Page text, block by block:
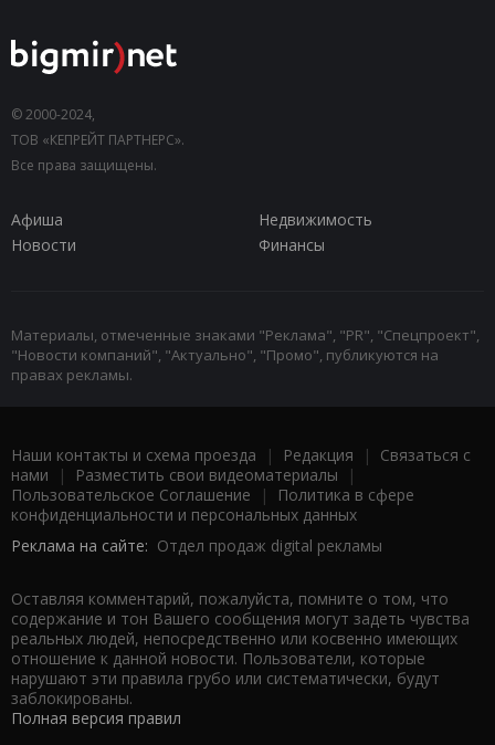
© 2000-2024,
ТОВ «КЕПРЕЙТ ПАРТНЕРС».
Все права защищены.
Афиша
Недвижимость
Новости
Финансы
Материалы, отмеченные знаками "Реклама", "PR", "Спецпроект",
"Новости компаний", "Актуально", "Промо", публикуются на
правах рекламы.
Наши контакты и схема проезда | Редакция | Связаться с
нами | Разместить свои видеоматериалы |
Пользовательское Соглашение |
Политика в сфере
конфиденциальности и персональных данных
Реклама на сайте: Отдел продаж digital рекламы
Оставляя комментарий, пожалуйста, помните о том, что
содержание и тон Вашего сообщения могут задеть чувства
реальных людей, непосредственно или косвенно имеющих
отношение к данной новости. Пользователи, которые
нарушают эти правила грубо или систематически, будут
заблокированы.
Полная версия правил